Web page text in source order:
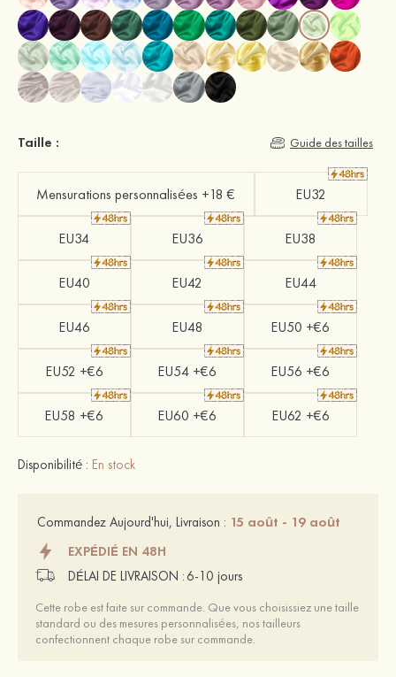
Taille : Guide des tailles
Mensurations personnalisées +18 € EU32
EU34 EU36 EU38
EU40 EU42 EU44
EU46 EU48 EU50 +€6
EU52 +€6 EU54 +€6 EU56 +€6
EU58 +€6 EU60 +€6 EU62 +€6
Disponibilité : En stock
Commandez Aujourd'hui, Livraison : 15 août - 19 août
EXPÉDIÉ EN 48H
DÉLAI DE LIVRAISON : 6-10 jours
Cette robe est faite sur commande. Que vous choisissiez une taille
standard ou des mesures personnalisées, nos tailleurs
confectionnent chaque robe sur commande.